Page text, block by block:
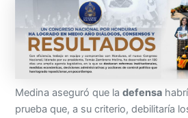
Medina aseguró que ladefensa
prueba que, a su criterio, debilitaría